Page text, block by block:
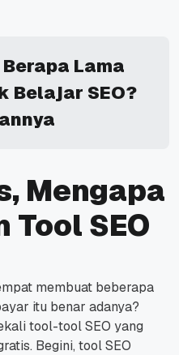
Berapa Lama
Belajar SEO?
Mengapa
Tool SEO
membuat beberapa
itu benar adanya?
tool-tool SEO yang
Begini, tool SEO